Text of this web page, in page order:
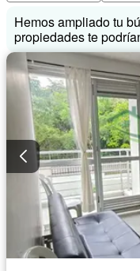
Hemos ampliado tu
propiedades te